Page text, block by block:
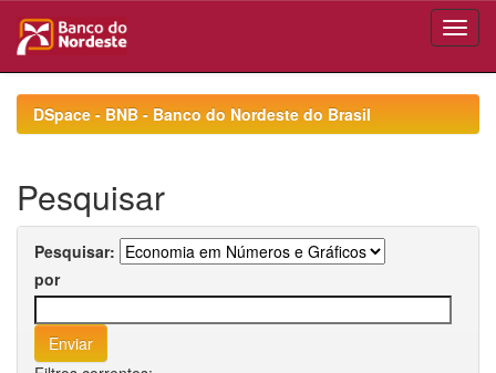
navigationDSpace - BNB - Banco do Nordeste do Brasil
Pesquisar
Pesquisar:
por